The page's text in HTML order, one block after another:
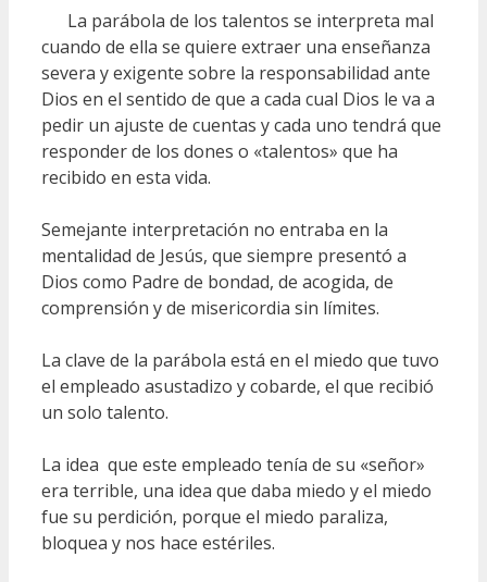
La parábola de los talentos se interpreta mal
cuando de ella se quiere extraer una enseñanza
severa y exigente sobre la responsabilidad ante
Dios en el sentido de que a cada cual Dios le va a
pedir un ajuste de cuentas y cada uno tendrá que
responder de los dones o «talentos» que ha
recibido en esta vida.
Semejante interpretación no entraba en la
mentalidad de Jesús, que siempre presentó a
Dios como Padre de bondad, de acogida, de
comprensión y de misericordia sin límites.
La clave de la parábola está en el miedo que tuvo
el empleado asustadizo y cobarde, el que recibió
un solo talento.
La idea que este empleado tenía de su «señor»
era terrible, una idea que daba miedo y el miedo
fue su perdición, porque el miedo paraliza,
bloquea y nos hace estériles.